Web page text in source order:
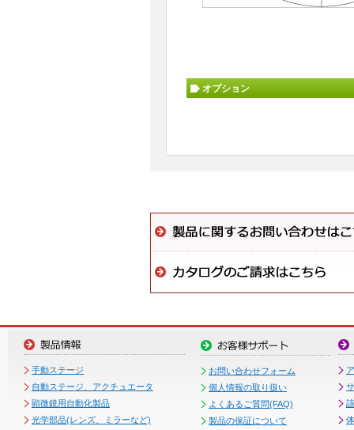
オプション
手動ステージ
自動ステージ、アクチュエータ
顕微鏡用自動化製品
光学部品(レンズ、ミラーなど)
お問い合わせフォーム
個人情報の取り扱い
よくあるご質問(FAQ)
製品の保証について